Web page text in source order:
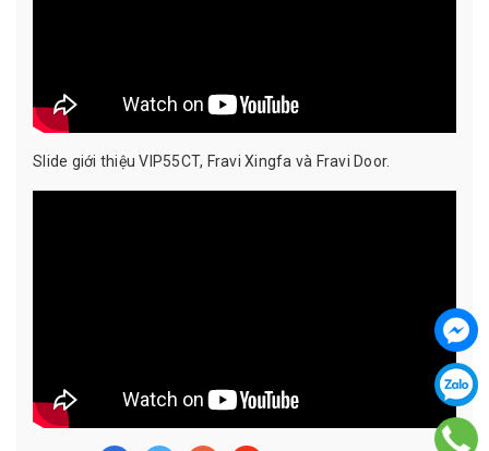
Slide giới thiệu VIP55CT, Fravi Xingfa và Fravi Door.